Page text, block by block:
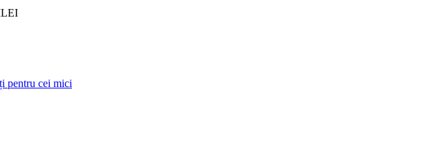
pentru cei mici